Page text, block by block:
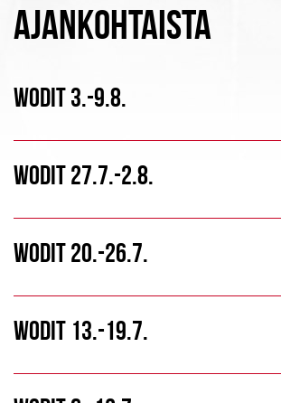
AJANKOHTAISTA
WODIT 3.-9.8.
WODIT 27.7.-2.8.
WODIT 20.-26.7.
WODIT 13.-19.7.